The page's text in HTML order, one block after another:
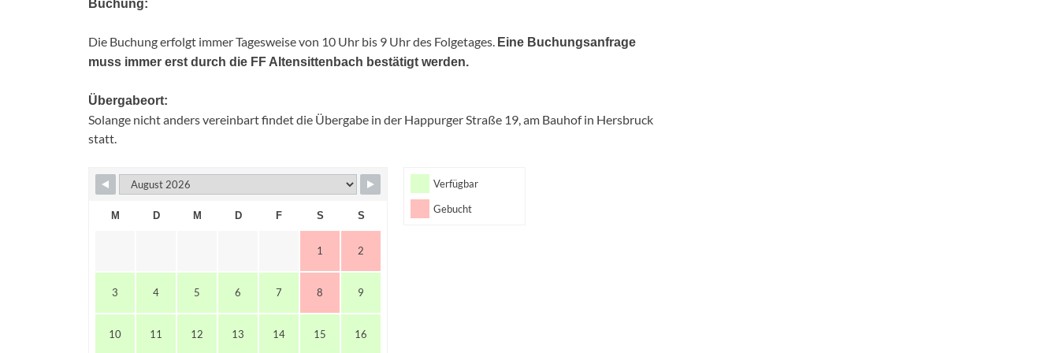
Buchung:
Die Buchung erfolgt immer Tagesweise von 10 Uhr bis 9 Uhr des Folgetages. Eine Buchungsanfrage
muss immer erst durch die FF Altensittenbach bestätigt werden.
Übergabeort:
Solange nicht anders vereinbart findet die Übergabe in der Happurger Straße 19, am Bauhof in Hersbruck
statt.
Verfügbar
Gebucht
M D M D F S S
1 2
3 4 5 6 7 8 9
10 11 12 13 14 15 16